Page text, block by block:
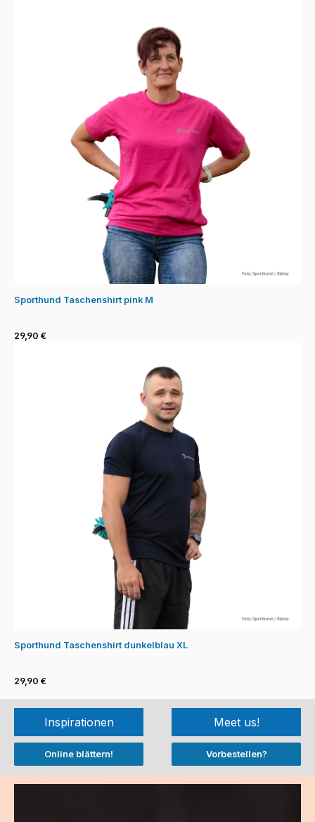
Sporthund Taschenshirt pink M
29,90 €
Sporthund Taschenshirt dunkelblau XL
29,90 €
Inspirationen Meet us!
Online blättern! Vorbestellen?